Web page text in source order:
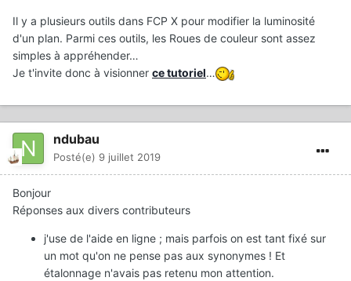
Il y a plusieurs outils dans FCP X pour modifier la luminosité
d'un plan. Parmi ces outils, les Roues de couleur sont assez
simples à appréhender…
Je t'invite donc à visionner ce tutoriel…
ndubau
Posté(e) 9 juillet 2019
Bonjour
Réponses aux divers contributeurs
j'use de l'aide en ligne ; mais parfois on est tant fixé sur
un mot qu'on ne pense pas aux synonymes ! Et
étalonnage n'avais pas retenu mon attention.